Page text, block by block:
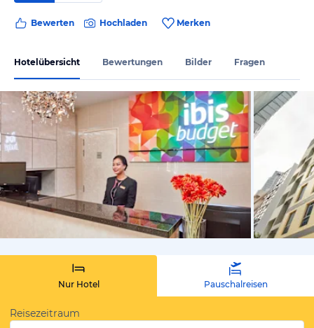
Bewerten Hochladen Merken
Hotelübersicht Bewertungen Bilder Fragen
von
Nur Hotel Pauschalreisen
Reisezeitraum